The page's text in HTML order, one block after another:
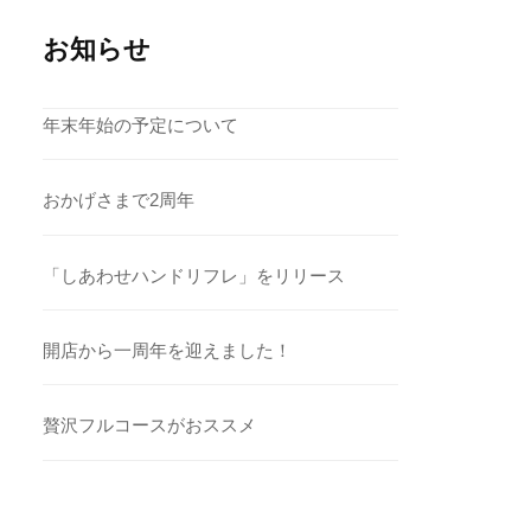
お知らせ
年末年始の予定について
おかげさまで2周年
「しあわせハンドリフレ」をリリース
開店から一周年を迎えました！
贅沢フルコースがおススメ